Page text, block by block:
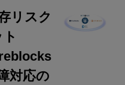
リスク
対応の